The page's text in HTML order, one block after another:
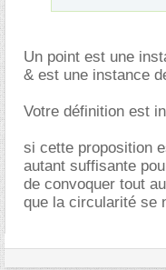
Un point est une
& est une instance
Votre définition est
si cette proposition
autant suffisante
de convoquer tout
que la circularité se